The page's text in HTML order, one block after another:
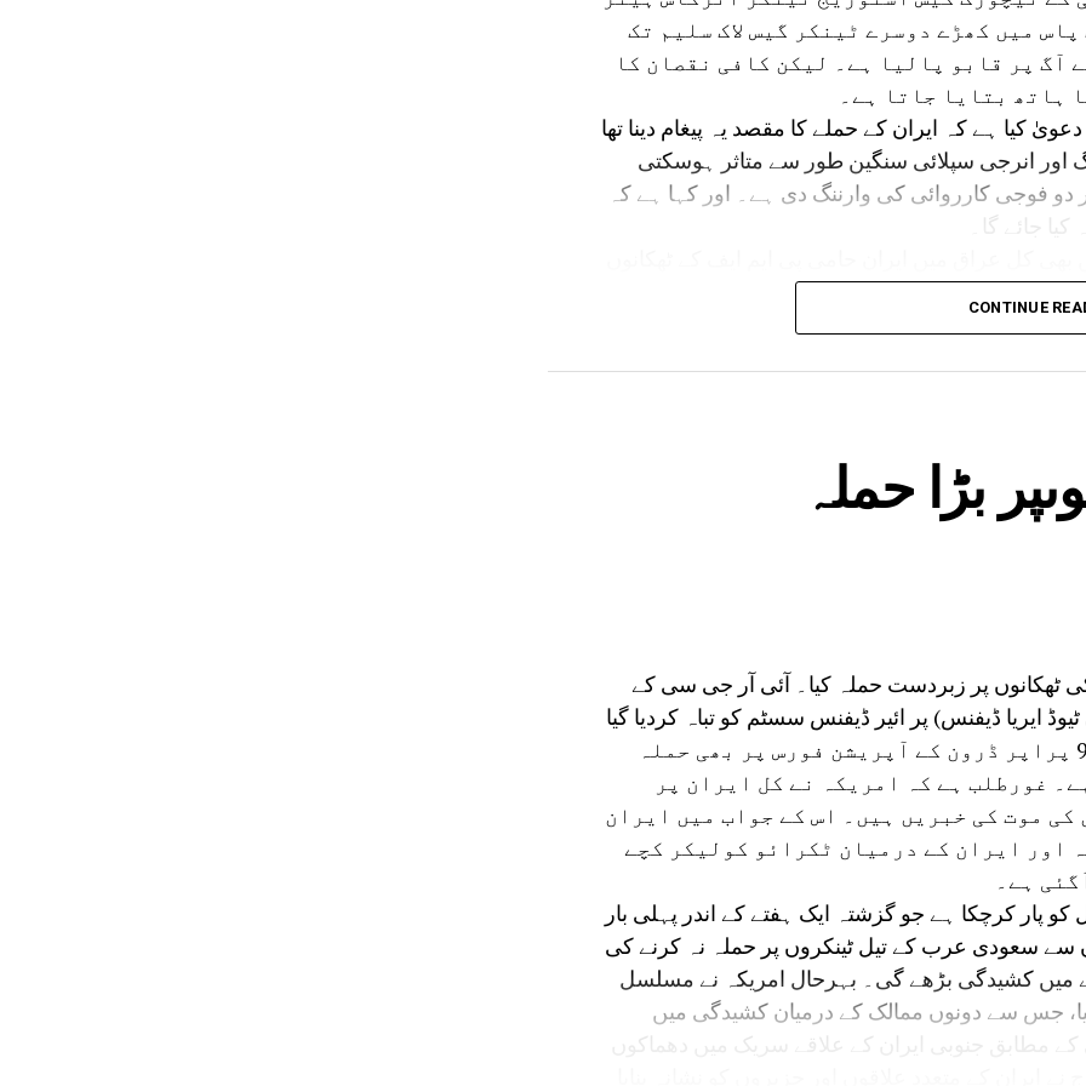
میں کھڑے دوسرے ٹینکر گیس لاک سلیم تک
آگ پر قابو پالیا ہے۔ لیکن کافی نقصان کا
ہاتھ بتایا جاتا ہے۔
کیا ہے کہ ایران کے حملے کا مقصد یہ پیغام دینا تھا
اور انرجی سپلائی سنگین طور سے متاثر ہوسکتی
دو فوجی کارروائی کی وارننگ دی ہے۔ اور کہا ہے کہ
جائے گا۔
حملوں میں کم ازکم بیس جنگجو مارے گئے تھے اور کئی
جو شواہد مل رہے ہیں یہ ایران کی طرف
کے بغیر آبنائے ہرمز سے کوئی جہاز
آبنائے ہرمز کے ارد گرد تمام بحری
۔دبئی میں ایرانی اسپتال بند ہونے سے وہاں 130 سے زائد کام کرنے والے ہندوستانی شہریوں
CONTINUE
بڑا حملہ
ٹھکانوں پر زبردست حملہ کیا۔ آئی آر جی سی کے
ایریا ڈیفنس) پر ائیر ڈیفنس سسٹم کو تباہ کردیا گیا
ہے۔ اس کے علاوہ کویت میں امریکی ایم کیو -9 پراپر ڈرون کے آپریشن فورس پر بھی حملہ
غورطلب ہے کہ امریکہ نے کل ایران پر
کی موت کی خبریں ہیں۔ اس کے جواب میں ایران
اور ایران کے درمیان ٹکرائو کولیکر کچے
ہے۔
سے بڑھ کر 9.8 ڈالر فی بیرل کو پار کرچکا ہے جو گزشتہ ایک ہفتے کے اندر پہلی بار
سے سعودی عرب کے تیل ٹینکروں پر حملہ نہ کرنے کی
کشیدگی بڑھے گی۔ بہرحال امریکہ نے مسلسل
جس سے دونوں ممالک کے درمیان کشیدگی میں
مطابق جنوبی ایران کے علاقے سریک میں دھماکوں